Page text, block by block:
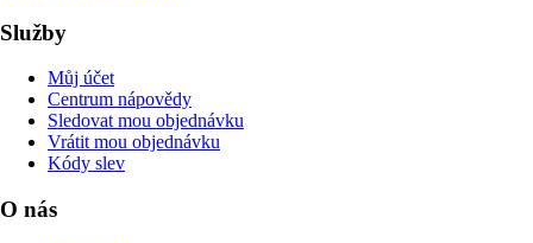
Služby
Můj účet
Centrum nápovědy
Sledovat mou objednávku
Vrátit mou objednávku
Kódy slev
O nás